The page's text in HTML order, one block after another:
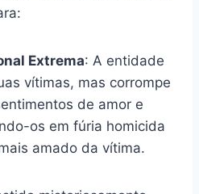
Extrema: A entidade
vítimas, mas corrompe
de amor e
os em fúria homicida
amado da vítima.